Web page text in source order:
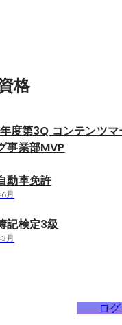
格
度第3Q コンテンツマ
事業部MVP
動車免許
月
記検定3級
月
ロ